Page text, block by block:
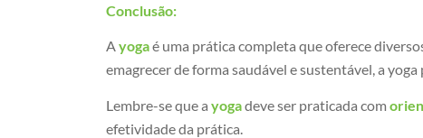
Conclusão:
Ayogaé uma prática completa que oferece
emagrecer de forma saudável e sustentável, a
Lembre-se que ayogadeve ser praticada com
efetividade da prática.